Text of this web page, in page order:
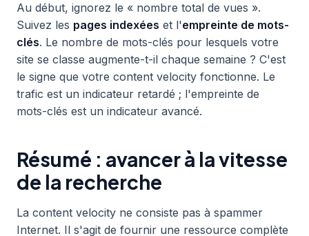
Au début, ignorez le « nombre total de vues ».
Suivez les pages indexées et l'empreinte de mots-
clés. Le nombre de mots-clés pour lesquels votre
site se classe augmente-t-il chaque semaine ? C'est
le signe que votre content velocity fonctionne. Le
trafic est un indicateur retardé ; l'empreinte de
mots-clés est un indicateur avancé.
Résumé : avancer à la vitesse
de la recherche
La content velocity ne consiste pas à spammer
Internet. Il s'agit de fournir une ressource complète